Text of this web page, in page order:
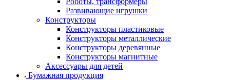
Развивающие игрушки
Конструкторы
Конструкторы пластиковые
Конструкторы металлические
Конструкторы деревянные
Конструкторы магнитные
Аксессуары для детей
Бумажная продукция